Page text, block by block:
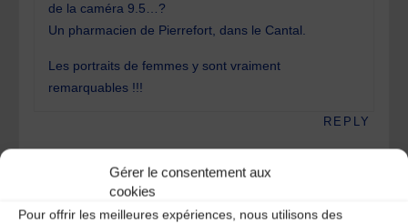
Gérer le consentement aux
cookies
Pour offrir les meilleures expériences, nous utilisons des
de la caméra 9.5…?
Un pharmacien de Pierrefort, dans le Cantal.
Les portraits de femmes y sont vraiment
remarquables !!!
REPLY
Dubreuil